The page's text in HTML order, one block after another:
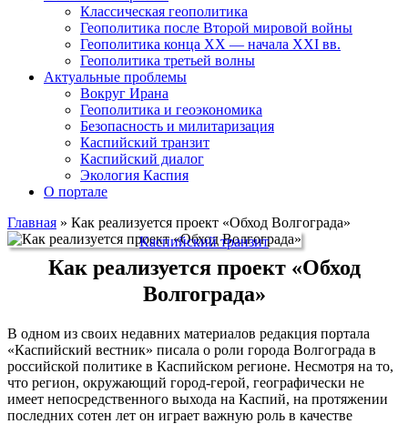
Классическая геополитика
Геополитика после Второй мировой войны
Геополитика конца XX — начала XXI вв.
Геополитика третьей волны
Актуальные проблемы
Вокруг Ирана
Геополитика и геоэкономика
Безопасность и милитаризация
Каспийский транзит
Каспийский диалог
Экология Каспия
О портале
Главная » Как реализуется проект «Обход Волгограда»
Каспийский транзит
Как реализуется проект «Обход
Волгограда»
В одном из своих недавних материалов редакция портала
«Каспийский вестник» писала о роли города Волгограда в
российской политике в Каспийском регионе. Несмотря на то,
что регион, окружающий город-герой, географически не
имеет непосредственного выхода на Каспий, на протяжении
последних сотен лет он играет важную роль в качестве